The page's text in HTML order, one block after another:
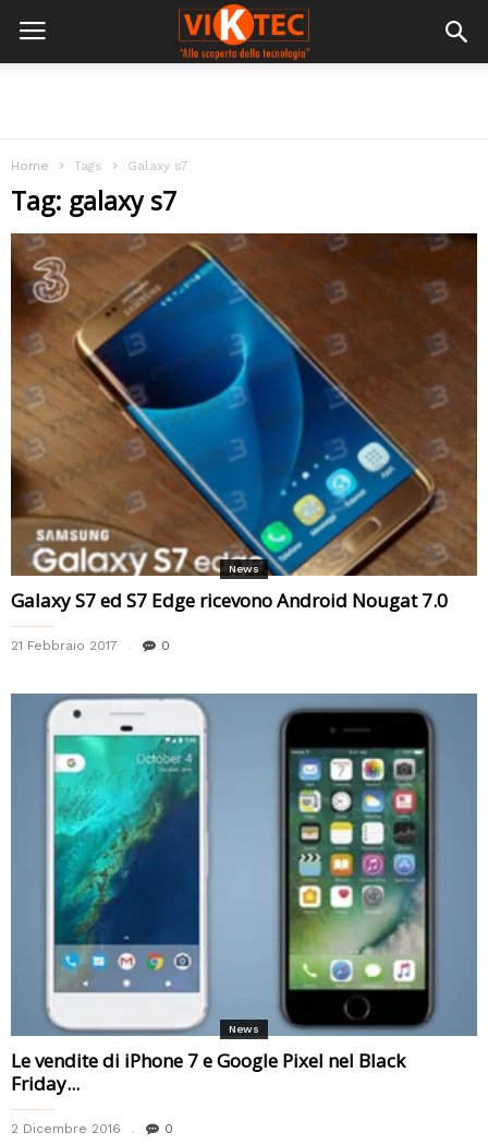
Home Tags Galaxy s7
Tag: galaxy s7
News
Galaxy S7 ed S7 Edge ricevono Android Nougat 7.0
21 Febbraio 2017 0
News
Le vendite di iPhone 7 e Google Pixel nel Black
Friday...
2 Dicembre 2016 0